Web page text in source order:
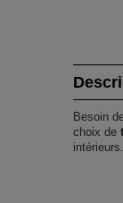
Besoin
choix de
intérieurs.